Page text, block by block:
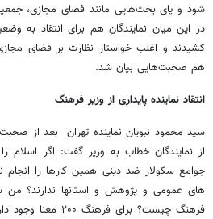
شود و پای بحث‌هایی مانند فضای مجازی،
در این میان نمایندگان هم برای انتقاد
کشیدند و اغلب خواستار نظارت بر فضای
هم صحبت‌هایی بیان شد.
انتقاد نماینده پایداری از وزیر فرهنگ
سید محمود نبویان نماینده تهران بعد از
از نمایندگان خطاب به وزیر گفت: اگر اسلام
جوامع سکولار ضد دینی همین کارها را انجام
های عمومی و پژوهش و استانها ندارند؟ من
فرهنگ چیست؟ برای